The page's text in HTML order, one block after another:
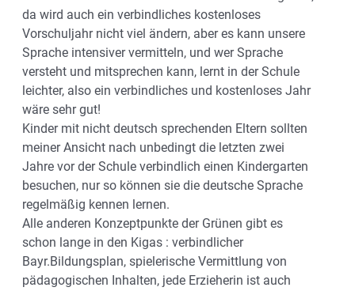
da wird auch ein verbindliches kostenloses
Vorschuljahr nicht viel ändern, aber es kann unsere
Sprache intensiver vermitteln, und wer Sprache
versteht und mitsprechen kann, lernt in der Schule
leichter, also ein verbindliches und kostenloses Jahr
wäre sehr gut!
Kinder mit nicht deutsch sprechenden Eltern sollten
meiner Ansicht nach unbedingt die letzten zwei
Jahre vor der Schule verbindlich einen Kindergarten
besuchen, nur so können sie die deutsche Sprache
regelmäßig kennen lernen.
Alle anderen Konzeptpunkte der Grünen gibt es
schon lange in den Kigas : verbindlicher
Bayr.Bildungsplan, spielerische Vermittlung von
pädagogischen Inhalten, jede Erzieherin ist auch